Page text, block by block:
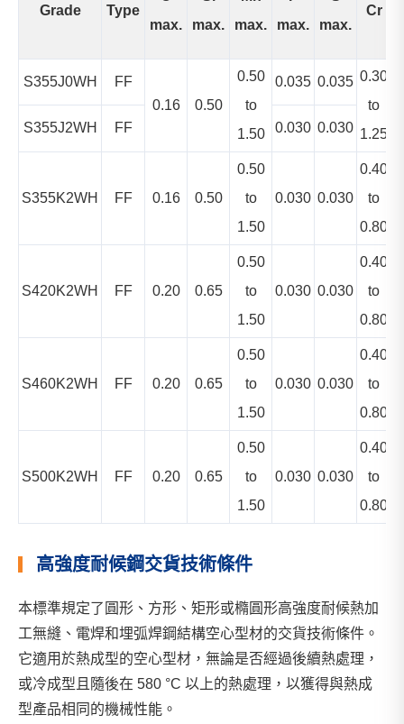
Grade Type
max.
max.
max.
max.
max.
Cr
S355J0WH
FF
0.16
0.50
0.50
to
1.50
0.035 0.035 0.30
to
1.25
S355J2WH FF 0.030 0.030
S355K2WH FF 0.16 0.50
0.50
to
1.50
0.030 0.030
0.40
to
0.80
S420K2WH FF 0.20 0.65
0.50
to
1.50
0.030 0.030
0.40
to
0.80
S460K2WH FF 0.20 0.65
0.50
to
1.50
0.030 0.030
0.40
to
0.80
S500K2WH FF 0.20 0.65
0.50
to
1.50
0.030 0.030
0.40
to
0.80
高強度耐候鋼交貨技術條件
本標準規定了圓形、方形、矩形或橢圓形高強度耐候熱加
工無縫、電焊和埋弧焊鋼結構空心型材的交貨技術條件。
它適用於熱成型的空心型材，無論是否經過後續熱處理，
或冷成型且隨後在 580 °C 以上的熱處理，以獲得與熱成
型產品相同的機械性能。